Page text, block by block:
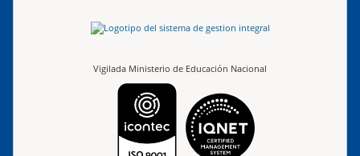
Vigilada Ministerio de Educación Nacional